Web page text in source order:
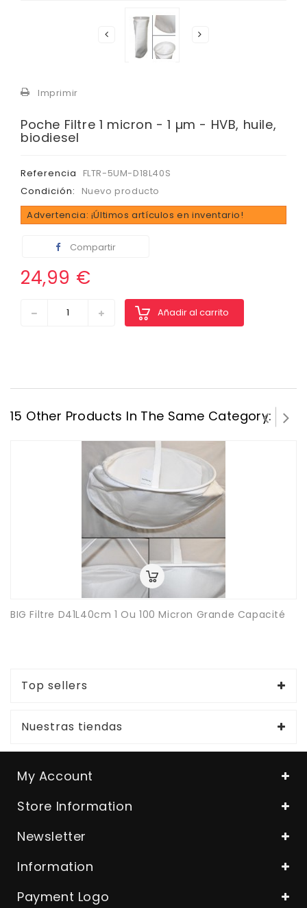
Imprimir
Poche Filtre 1 micron - 1 µm - HVB, huile,
biodiesel
Referencia
FLTR-5UM-D18L40S
Condición:
Nuevo producto
Advertencia: ¡Últimos artículos en inventario!
Compartir
24,99 €
Añadir al carrito
15 Other Products In The Same Category:
BIG Filtre D41L40cm 1 Ou 100 Micron Grande Capacité
Top sellers
Nuestras tiendas
My Account
Store Information
Newsletter
Information
Payment Logo